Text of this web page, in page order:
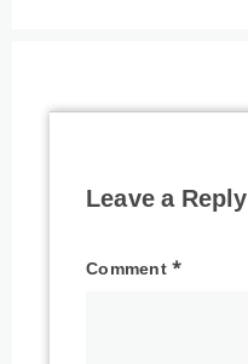
Leave a Reply
Comment*